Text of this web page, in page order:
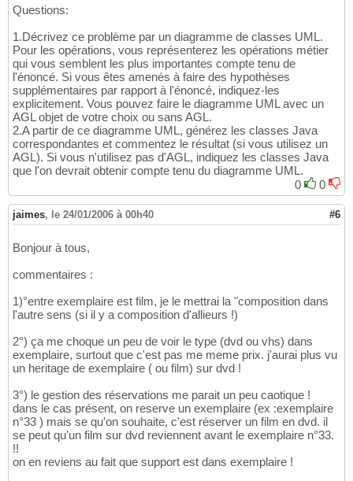
Questions:
1.Décrivez ce problème par un diagramme de classes UML.
Pour les opérations, vous représenterez les opérations métier
qui vous semblent les plus importantes compte tenu de
l'énoncé. Si vous êtes amenés à faire des hypothèses
supplémentaires par rapport à l'énoncé, indiquez-les
explicitement. Vous pouvez faire le diagramme UML avec un
AGL objet de votre choix ou sans AGL.
2.A partir de ce diagramme UML, générez les classes Java
correspondantes et commentez le résultat (si vous utilisez un
AGL). Si vous n'utilisez pas d'AGL, indiquez les classes Java
que l'on devrait obtenir compte tenu du diagramme UML.
0
0
jaimes, le 24/01/2006 à 00h40 #6
Bonjour à tous,
commentaires :
1)°entre exemplaire est film, je le mettrai la "composition dans
l'autre sens (si il y a composition d'allieurs !)
2°) ça me choque un peu de voir le type (dvd ou vhs) dans
exemplaire, surtout que c'est pas me meme prix. j'aurai plus vu
un heritage de exemplaire ( ou film) sur dvd !
3°) le gestion des réservations me parait un peu caotique !
dans le cas présent, on reserve un exemplaire (ex :exemplaire
n°33 ) mais se qu'on souhaite, c'est réserver un film en dvd. il
se peut qu'un film sur dvd reviennent avant le exemplaire n°33.
!!
on en reviens au fait que support est dans exemplaire !